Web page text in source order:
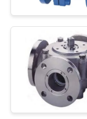
DE
NOS